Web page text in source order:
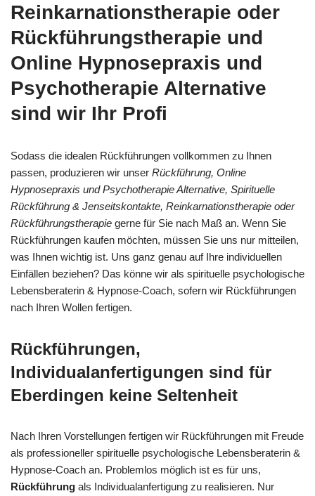
Reinkarnationstherapie oder
Rückführungstherapie und
Online Hypnosepraxis und
Psychotherapie Alternative
sind wir Ihr Profi
Sodass die idealen Rückführungen vollkommen zu Ihnen
passen, produzieren wir unser Rückführung, Online
Hypnosepraxis und Psychotherapie Alternative, Spirituelle
Rückführung & Jenseitskontakte, Reinkarnationstherapie oder
Rückführungstherapie gerne für Sie nach Maß an. Wenn Sie
Rückführungen kaufen möchten, müssen Sie uns nur mitteilen,
was Ihnen wichtig ist. Uns ganz genau auf Ihre individuellen
Einfällen beziehen? Das könne wir als spirituelle psychologische
Lebensberaterin & Hypnose-Coach, sofern wir Rückführungen
nach Ihren Wollen fertigen.
Rückführungen,
Individualanfertigungen sind für
Eberdingen keine Seltenheit
Nach Ihren Vorstellungen fertigen wir Rückführungen mit Freude
als professioneller spirituelle psychologische Lebensberaterin &
Hypnose-Coach an. Problemlos möglich ist es für uns,
Rückführung als Individualanfertigung zu realisieren. Nur